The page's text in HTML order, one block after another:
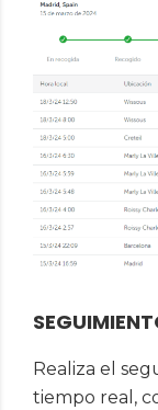
Realiza el
tiempo real,